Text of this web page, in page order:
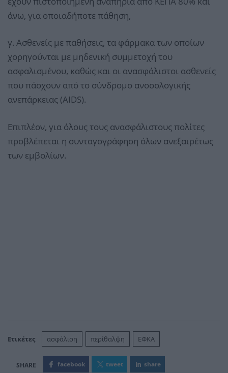
άνω, για οποιαδήποτε πάθηση,
γ. Ασθενείς με παθήσεις, τα φάρμακα των οποίων
χορηγούνται με μηδενική συμμετοχή του
ασφαλισμένου, καθώς και οι ανασφάλιστοι ασθενείς
που πάσχουν από το σύνδρομο ανοσολογικής
ανεπάρκειας (AIDS).
Επιπλέον, για όλους τους ανασφάλιστους πολίτες
προβλέπεται η συνταγογράφηση όλων ανεξαιρέτως
των εμβολίων.
Ετικέτες ασφάλιση περίθαλψη ΕΦΚΑ
facebook tweet share